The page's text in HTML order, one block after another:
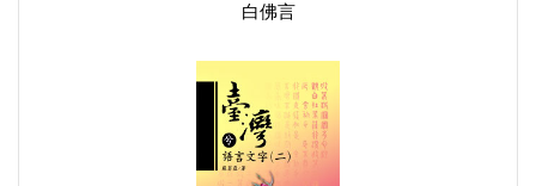
白佛言